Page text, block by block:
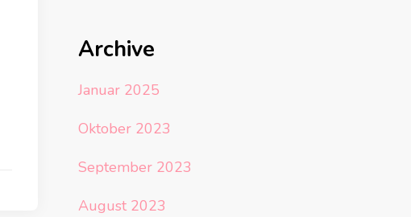
Archive
Januar 2025
Oktober 2023
September 2023
August 2023